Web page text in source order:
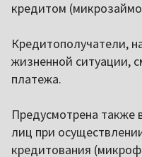
кредитом
Кредитополучатели,
жизненной ситуации,
платежа.
Предусмотрена также
лиц при
кредитования